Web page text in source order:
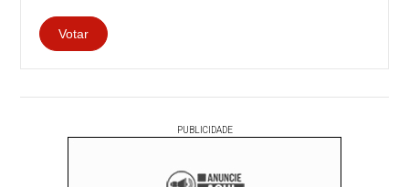
PUBLICIDADE